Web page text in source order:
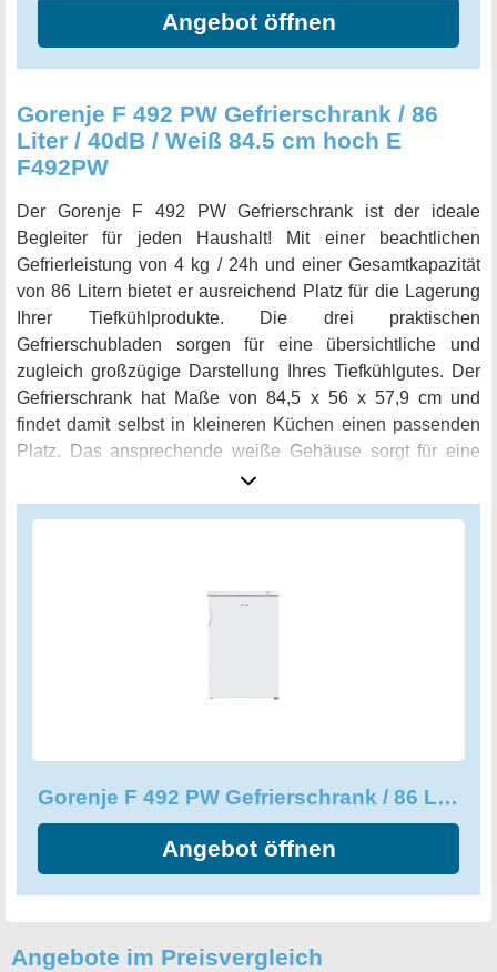
Angebot öffnen
Gorenje F 492 PW Gefrierschrank / 86
Liter / 40dB / Weiß 84.5 cm hoch E
F492PW
Der Gorenje F 492 PW Gefrierschrank ist der ideale
Begleiter für jeden Haushalt! Mit einer beachtlichen
Gefrierleistung von 4 kg / 24h und einer Gesamtkapazität
von 86 Litern bietet er ausreichend Platz für die Lagerung
Ihrer Tiefkühlprodukte. Die drei praktischen
Gefrierschubladen sorgen für eine übersichtliche und
zugleich großzügige Darstellung Ihres Tiefkühlgutes. Der
Gefrierschrank hat Maße von 84,5 x 56 x 57,9 cm und
findet damit selbst in kleineren Küchen einen passenden
Platz. Das ansprechende weiße Gehäuse sorgt für eine
elegante Optik und fügt sich harmonisch in jeden Raum
ein. Der Gorenje F 492 PW Gefrierschrank überzeugt
Gorenje F 492 PW Gefrierschrank / 86 Liter / 40dB / Weiß, F492PW
Angebot öffnen
Angebote im Preisvergleich